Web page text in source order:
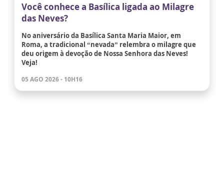
Você conhece a Basílica ligada ao Milagre
das Neves?
No aniversário da Basílica Santa Maria Maior, em
Roma, a tradicional “nevada” relembra o milagre que
deu origem à devoção de Nossa Senhora das Neves!
Veja!
05 AGO 2026 - 10H16